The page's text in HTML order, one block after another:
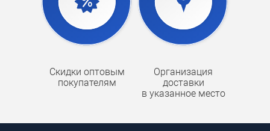
Скидки оптовым
покупателям
Организация
доставки
в указанное место